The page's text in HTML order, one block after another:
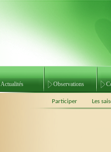
Actualités Observations
Les
Participer